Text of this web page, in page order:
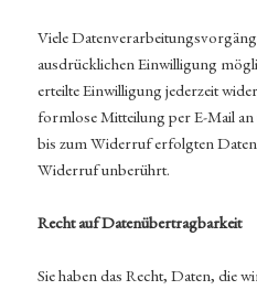
Viele
ausdrücklichen Einwilligung
erteilte Einwilligung jederzeit
formlose Mitteilung per E-Mail
bis zum Widerruf erfolgten
Widerruf unberührt.
Recht auf Datenübertragbarkeit
Sie haben das Recht, Daten, die